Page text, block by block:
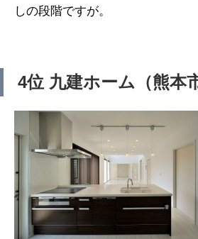
しの段階ですが。
4位 九建ホーム（熊本